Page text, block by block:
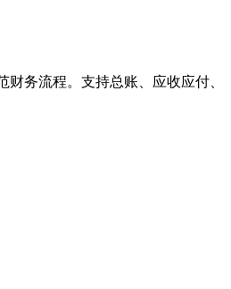
财务流程。支持总账、应收应付、